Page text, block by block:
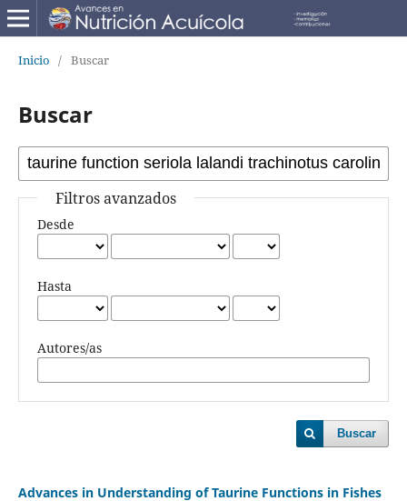
Inicio / Buscar
Buscar
Filtros avanzados
Desde
Hasta
Autores/as
Buscar
Advances in Understanding of Taurine Functions in Fishes